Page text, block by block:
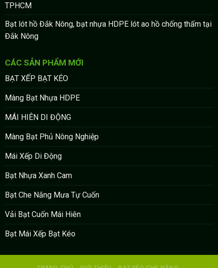
TPHCM
Bạt lót hồ Đắk Nông, bạt nhựa HDPE lót ao hồ chống thấm tại
Đắk Nông
CÁC SẢN PHẨM MỚI
BẠT XẾP BẠT KÉO
Màng Bạt Nhựa HDPE
MÁI HIÊN DI ĐỘNG
Màng Bạt Phủ Nông Nghiệp
Mái Xếp Di Động
Bạt Nhựa Xanh Cam
Bạt Che Nắng Mưa Tự Cuốn
Vải Bạt Cuốn Mái Hiên
Bạt Mái Xếp Bạt Kéo